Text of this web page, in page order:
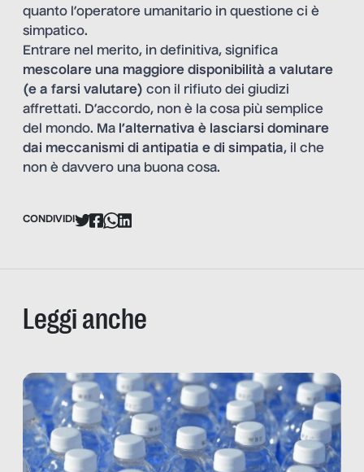
quanto l’operatore umanitario in questione ci è
simpatico.
Entrare nel merito, in definitiva, significa
mescolare una maggiore disponibilità a valutare
(e a farsi valutare) con il rifiuto dei giudizi
affrettati. D’accordo, non è la cosa più semplice
del mondo. Ma l’alternativa è lasciarsi dominare
dai meccanismi di antipatia e di simpatia, il che
non è davvero una buona cosa.
CONDIVIDI
Leggi anche